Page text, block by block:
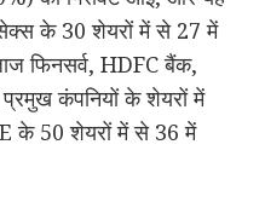
के 30 शेयरों में से 27 में
फिनसर्व, HDFC बैंक,
कंपनियों के शेयरों में
के 50 शेयरों में से 36 में